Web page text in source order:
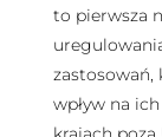
to pierwsza
zastosowań,
wpływ na